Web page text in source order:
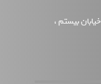
بیستم ،